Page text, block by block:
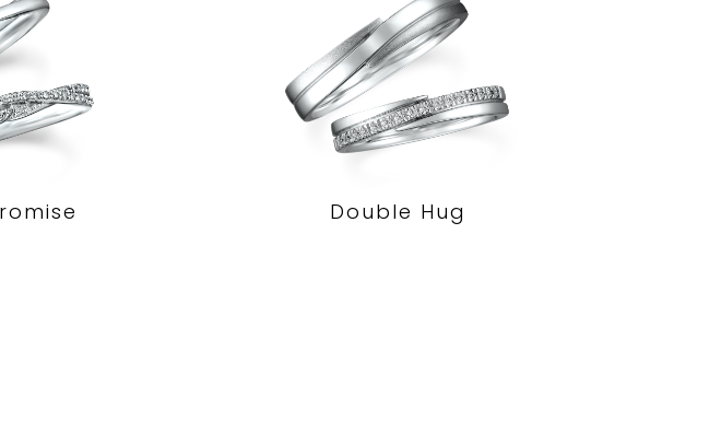
Double Hug